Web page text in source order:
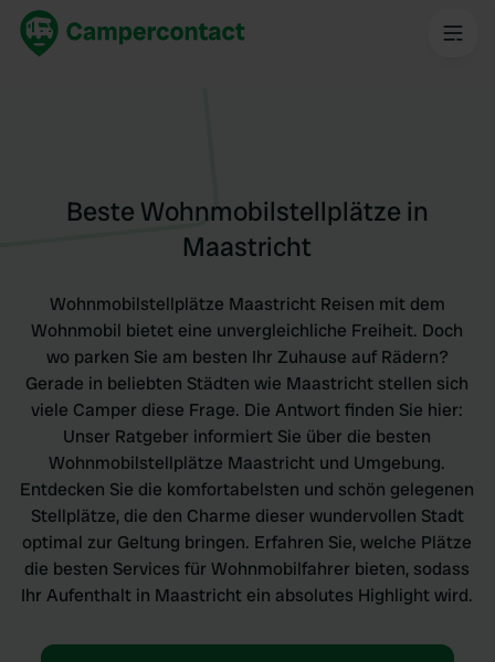
Beste Wohnmobilstellplätze in
Maastricht
Wohnmobilstellplätze Maastricht Reisen mit dem
Wohnmobil bietet eine unvergleichliche Freiheit. Doch
wo parken Sie am besten Ihr Zuhause auf Rädern?
Gerade in beliebten Städten wie Maastricht stellen sich
viele Camper diese Frage. Die Antwort finden Sie hier:
Unser Ratgeber informiert Sie über die besten
Wohnmobilstellplätze Maastricht und Umgebung.
Entdecken Sie die komfortabelsten und schön gelegenen
Stellplätze, die den Charme dieser wundervollen Stadt
optimal zur Geltung bringen. Erfahren Sie, welche Plätze
die besten Services für Wohnmobilfahrer bieten, sodass
Ihr Aufenthalt in Maastricht ein absolutes Highlight wird.